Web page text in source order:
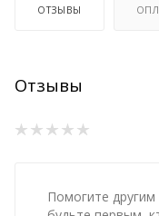
ОТЗЫВЫ
Отзывы
Помогите